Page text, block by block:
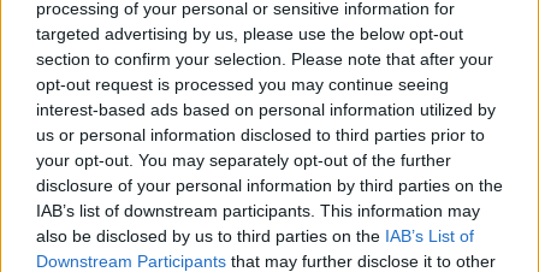
processing of your personal or sensitive information for
targeted advertising by us, please use the below opt-out
section to confirm your selection. Please note that after your
opt-out request is processed you may continue seeing
interest-based ads based on personal information utilized by
us or personal information disclosed to third parties prior to
your opt-out. You may separately opt-out of the further
disclosure of your personal information by third parties on the
IAB’s list of downstream participants. This information may
also be disclosed by us to third parties on the IAB’s List of
Downstream Participants that may further disclose it to other
Altri articoli che potrebbero piacerti